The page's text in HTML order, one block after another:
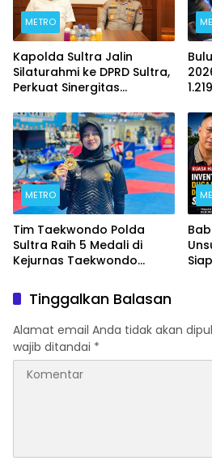
METRO
Kapolda Sultra Jalin
Silaturahmi ke DPRD Sultra,
Perkuat Sinergitas
Kemajuan Daerah
METRO
Tim Taekwondo Polda
Sultra Raih 5 Medali di
Kejurnas Taekwondo
Tinggalkan Balasan
Alamat email Anda tidak akan
wajib ditandai *